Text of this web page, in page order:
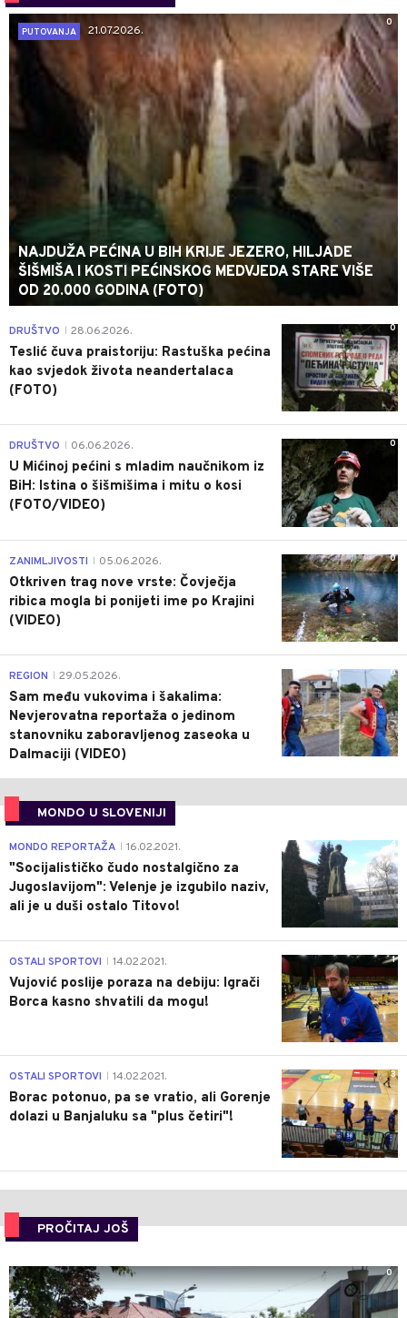
0
PUTOVANJA
21.07.2026.
NAJDUŽA PEĆINA U BIH KRIJE JEZERO, HILJADE
ŠIŠMIŠA I KOSTI PEĆINSKOG MEDVJEDA STARE VIŠE
OD 20.000 GODINA (FOTO)
0
DRUŠTVO 28.06.2026.
Teslić čuva praistoriju: Rastuška pećina
kao svjedok života neandertalaca
(FOTO)
0
DRUŠTVO 06.06.2026.
U Mićinoj pećini s mladim naučnikom iz
BiH: Istina o šišmišima i mitu o kosi
(FOTO/VIDEO)
0
ZANIMLJIVOSTI 05.06.2026.
Otkriven trag nove vrste: Čovječja
ribica mogla bi ponijeti ime po Krajini
(VIDEO)
0
REGION 29.05.2026.
Sam među vukovima i šakalima:
Nevjerovatna reportaža o jedinom
stanovniku zaboravljenog zaseoka u
Dalmaciji (VIDEO)
MONDO U SLOVENIJI
4
MONDO REPORTAŽA 16.02.2021.
"Socijalističko čudo nostalgično za
Jugoslavijom": Velenje je izgubilo naziv,
ali je u duši ostalo Titovo!
1
OSTALI SPORTOVI 14.02.2021.
Vujović poslije poraza na debiju: Igrači
Borca kasno shvatili da mogu!
3
OSTALI SPORTOVI 14.02.2021.
Borac potonuo, pa se vratio, ali Gorenje
dolazi u Banjaluku sa "plus četiri"!
PROČITAJ JOŠ
0